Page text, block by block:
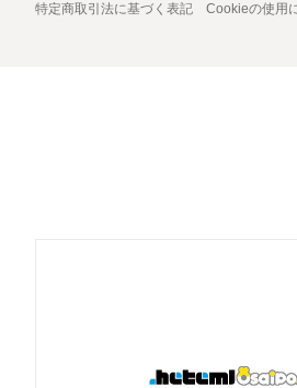
特定商取引法に基づく表記 Cookieの使用